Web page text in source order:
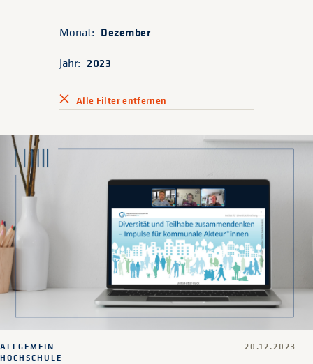
Monat: Dezember
Jahr: 2023
Alle Filter entfernen
ALLGEMEIN
HOCHSCHULE
20.12.2023